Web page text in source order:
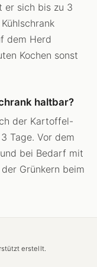
er sich bis zu 3
dem Herd
Kochen sonst
haltbar?
der Kartoffel-
Tage. Vor dem
bei Bedarf mit
Grünkern beim
erstellt.